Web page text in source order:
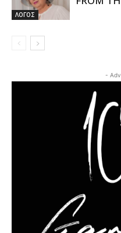
ΛΟΓΟΣ
-